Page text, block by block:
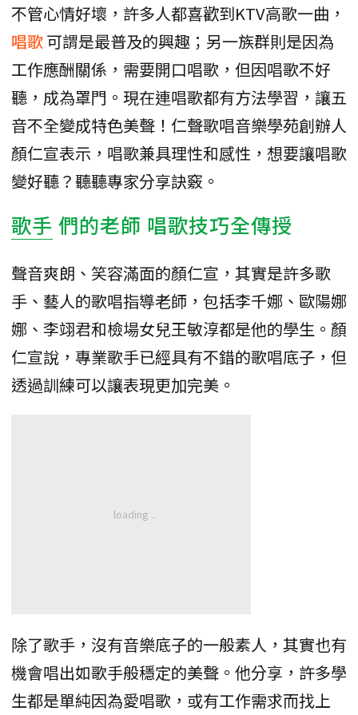
不管心情好壞，許多人都喜歡到KTV高歌一曲，
唱歌可謂是最普及的興趣；另一族群則是因為
工作應酬關係，需要開口唱歌，但因唱歌不好
聽，成為罩門。現在連唱歌都有方法學習，讓五
音不全變成特色美聲！仁聲歌唱音樂學苑創辦人
顏仁宣表示，唱歌兼具理性和感性，想要讓唱歌
變好聽？聽聽專家分享訣竅。
歌手 們的老師 唱歌技巧全傳授
聲音爽朗、笑容滿面的顏仁宣，其實是許多歌
手、藝人的歌唱指導老師，包括李千娜、歐陽娜
娜、李翊君和檢場女兒王敏淳都是他的學生。顏
仁宣說，專業歌手已經具有不錯的歌唱底子，但
透過訓練可以讓表現更加完美。
除了歌手，沒有音樂底子的一般素人，其實也有
機會唱出如歌手般穩定的美聲。他分享，許多學
生都是單純因為愛唱歌，或有工作需求而找上